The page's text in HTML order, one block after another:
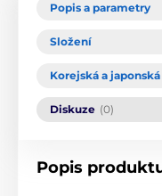
Popis a parametry
Složení
Korejská a
Diskuze (0)
Popis